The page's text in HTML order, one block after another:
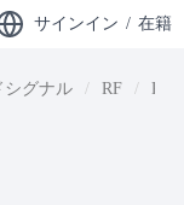
サインイン / 在籍
シグナル RF RF